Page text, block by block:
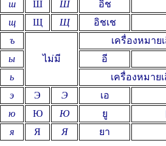
ш Ш Ш อิช
щ Щ Щ อิชเช
ъ
ไม่มี
เครื่องหมาย
ы อี
ь
เครื่องหมาย
э Э Э เอ
ю Ю Ю ยู
я Я Я ยา